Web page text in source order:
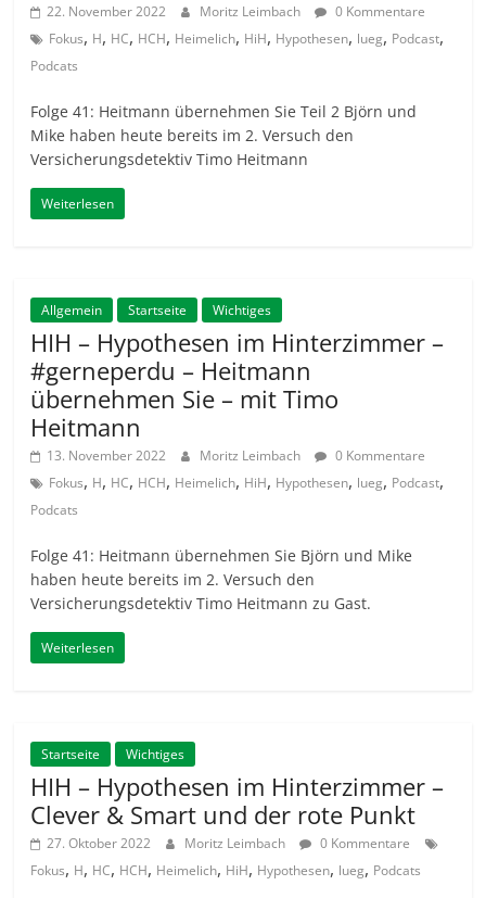
22. November 2022 Moritz Leimbach
0 Kommentare
Fokus, H, HC, HCH, Heimelich, HiH, Hypothesen, lueg, Podcast,
Podcats
Folge 41: Heitmann übernehmen Sie Teil 2 Björn und
Mike haben heute bereits im 2. Versuch den
Versicherungsdetektiv Timo Heitmann
Weiterlesen
Allgemein Startseite Wichtiges
HIH – Hypothesen im Hinterzimmer –
#gerneperdu – Heitmann
übernehmen Sie – mit Timo
Heitmann
13. November 2022 Moritz Leimbach
0 Kommentare
Fokus, H, HC, HCH, Heimelich, HiH, Hypothesen, lueg, Podcast,
Podcats
Folge 41: Heitmann übernehmen Sie Björn und Mike
haben heute bereits im 2. Versuch den
Versicherungsdetektiv Timo Heitmann zu Gast.
Weiterlesen
Startseite Wichtiges
HIH – Hypothesen im Hinterzimmer –
Clever & Smart und der rote Punkt
27. Oktober 2022 Moritz Leimbach
0 Kommentare
Fokus, H, HC, HCH, Heimelich, HiH, Hypothesen, lueg, Podcats